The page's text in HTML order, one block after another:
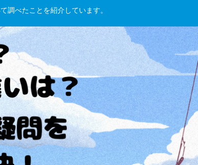
調べたことを紹介しています。